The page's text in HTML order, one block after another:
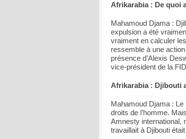
Afrikarabia : De quoi
Mahamoud Djama :
expulsion a été
vraiment en calculer
ressemble à une
présence d’Alexis
vice-président de la
Afrikarabia : Djibouti
Mahamoud Djama : Le
droits de l’homme.
Amnesty international,
travaillait à Djibouti